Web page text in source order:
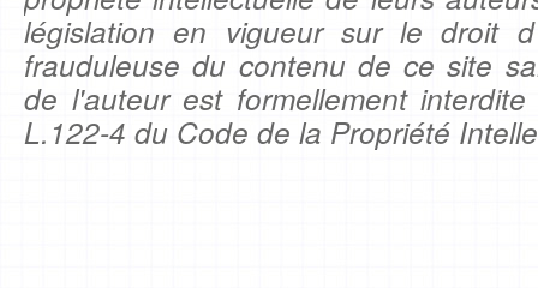
législation en vigueur sur le droit
frauduleuse du contenu de ce site
de l'auteur est formellement
L.122-4 du Code de la Propriété